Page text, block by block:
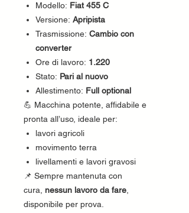
Modello: Fiat 455 C
Versione: Apripista
Trasmissione: Cambio con
converter
Ore di lavoro: 1.220
Stato: Pari al nuovo
Allestimento: Full optional
💪 Macchina potente, affidabile e
pronta all’uso, ideale per:
lavori agricoli
movimento terra
livellamenti e lavori gravosi
📌 Sempre mantenuta con
cura, nessun lavoro da fare
disponibile per prova.